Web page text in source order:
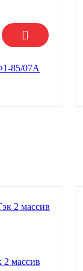
85/07А
массив